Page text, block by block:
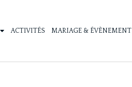
ACTIVITÉS MARIAGE & ÉVÈNEMENT